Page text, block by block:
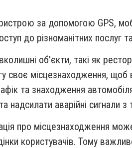
за допомогою GPS,
до різноманітних послуг
об'єкти, такі як
своє місцезнаходження,
та знаходження
аварійні сигнали
про місцезнаходження
користувачів. Тому